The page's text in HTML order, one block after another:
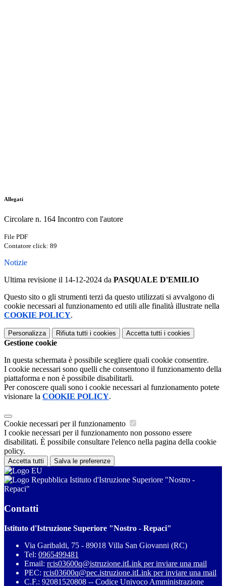
Allegati
Circolare n. 164 Incontro con l'autore
File PDF
Contatore click: 89
Notizie
Ultima revisione il 14-12-2024 da PASQUALE D'EMILIO
Questo sito o gli strumenti terzi da questo utilizzati si avvalgono di
cookie necessari al funzionamento ed utili alle finalità illustrate nella
COOKIE POLICY.
Personalizza Rifiuta tutti i cookies Accetta tutti i cookies
Gestione cookie
In questa schermata è possibile scegliere quali cookie consentire.
I cookie necessari sono quelli che consentono il funzionamento della
piattaforma e non è possibile disabilitarli.
Per conoscere quali sono i cookie necessari al funzionamento potete
visionare la COOKIE POLICY.
Cookie necessari per il funzionamento
I cookie necessari per il funzionamento non possono essere
disabilitati. È possibile consultare l'elenco nella pagina della cookie
policy.
Accetta tutti Salva le preferenze
Istituto d'Istruzione Superiore "Nostro -
Repaci"
Contatti
Istituto d'Istruzione Superiore "Nostro - Repaci"
Via Garibaldi, 75 - 89018 Villa San Giovanni (RC)
Tel: 0965499481
Email: rcis03600q@istruzione.itLink per inviare una mail
PEC: rcis03600q@pec.istruzione.itLink per inviare una mail
C.F.: 92081520808 -- Codice Univoco Amministrazione